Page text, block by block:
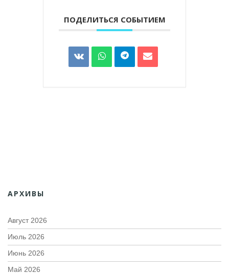
ПОДЕЛИТЬСЯ СОБЫТИЕМ
АРХИВЫ
Август 2026
Июль 2026
Июнь 2026
Май 2026